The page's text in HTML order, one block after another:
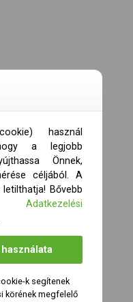
használ
a legjobb
Önnek,
céljából. A
Bővebb
Adatkezelési
k segítenek
körének megfelelő